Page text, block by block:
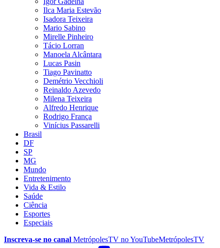
Ilca Maria Estevão
Isadora Teixeira
Mario Sabino
Mirelle Pinheiro
Tácio Lorran
Manoela Alcântara
Lucas Pasin
Tiago Pavinatto
Demétrio Vecchioli
Reinaldo Azevedo
Milena Teixeira
Alfredo Henrique
Rodrigo França
Vinícius Passarelli
Brasil
DF
SP
MG
Mundo
Entretenimento
Vida & Estilo
Saúde
Ciência
Esportes
Especiais
Inscreva-se no canal MetrópolesTV noYouTubeMetrópolesTV